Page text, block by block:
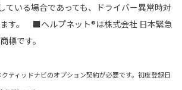
いる場合であっても、ドライバー異常時対
す。 ■ヘルプネット®は株式会社 日本緊急
標です。
ティッドナビのオプション契約が必要です。初度登録日